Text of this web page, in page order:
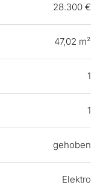
28.300 €
47,02 m²
1
1
gehoben
Elektro